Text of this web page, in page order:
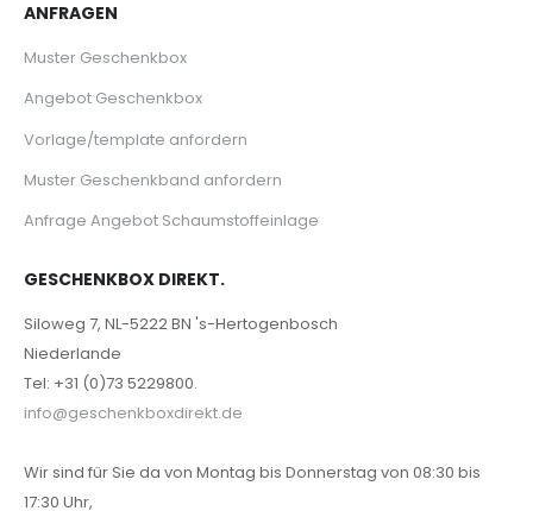
ANFRAGEN
Muster Geschenkbox
Angebot Geschenkbox
Vorlage/template anfordern
Muster Geschenkband anfordern
Anfrage Angebot Schaumstoffeinlage
GESCHENKBOX DIREKT.
Siloweg 7, NL-5222 BN 's-Hertogenbosch
Niederlande
Tel: +31 (0)73 5229800.
info@geschenkboxdirekt.de
Wir sind für Sie da von Montag bis Donnerstag von 08:30 bis
17:30 Uhr,